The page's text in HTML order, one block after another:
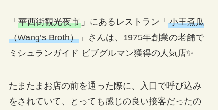
「 華西街観光夜市」にあるレストラン「 小王煮瓜
（Wang’s Broth）」さんは、1975年創業の老舗で
ミシュランガイド ビブグルマン獲得の人気店✨
たまたまお店の前を通った際に、入口で呼び込み
をされていて、とっても感じの良い接客だったの